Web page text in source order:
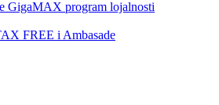
GigaMAX program lojalnosti
FREE i Ambasade